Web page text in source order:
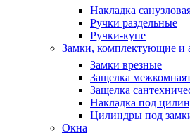
Накладка
Ручки раздельные
Ручки-купе
Замки, комплектующие и
Замки врезные
Защелка
Защелка
Накладка под
Цилиндры под
Окна